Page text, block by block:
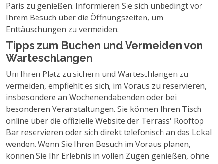
Paris zu genießen. Informieren Sie sich unbedingt vor
Ihrem Besuch über die Öffnungszeiten, um
Enttäuschungen zu vermeiden.
Tipps zum Buchen und Vermeiden von
Warteschlangen
Um Ihren Platz zu sichern und Warteschlangen zu
vermeiden, empfiehlt es sich, im Voraus zu reservieren,
insbesondere an Wochenendabenden oder bei
besonderen Veranstaltungen. Sie können Ihren Tisch
online über die offizielle Website der Terrass' Rooftop
Bar reservieren oder sich direkt telefonisch an das Lokal
wenden. Wenn Sie Ihren Besuch im Voraus planen,
können Sie Ihr Erlebnis in vollen Zügen genießen, ohne